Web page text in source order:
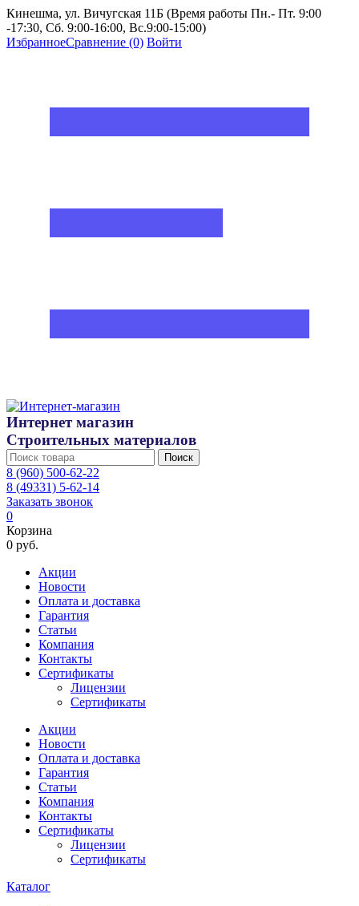
Кинешма, ул. Вичугская 11Б (Время работы Пн.- Пт. 9:00
-17:30, Сб. 9:00-16:00, Вс.9:00-15:00)
ИзбранноеСравнение (0) Войти
Интернет магазин
Строительных материалов
Поиск
8 (960) 500-62-22
8 (49331) 5-62-14
Заказать звонок
0
Корзина
0 руб.
Акции
Новости
Оплата и доставка
Гарантия
Статьи
Компания
Контакты
Сертификаты
Лицензии
Сертификаты
Акции
Новости
Оплата и доставка
Гарантия
Статьи
Компания
Контакты
Сертификаты
Лицензии
Сертификаты
Каталог